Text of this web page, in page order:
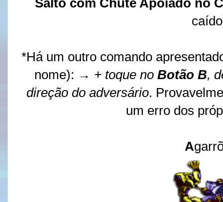
Salto com Chute Apoiado no
*Há um outro comando
nome): → + toque no Botão B,
direção do adversário.
um erro dos
A